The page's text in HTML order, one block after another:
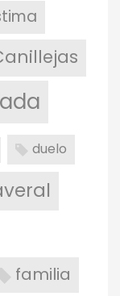
duelo
familia